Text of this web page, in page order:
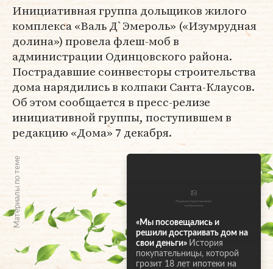
Инициативная группа дольщиков жилого
комплекса «Валь Д`Эмероль» («Изумрудная
долина») провела флеш-моб в
администрации Одинцовского района.
Пострадавшие соинвесторы строительства
дома нарядились в колпаки Санта-Клаусов.
Об этом сообщается в пресс-релизе
инициативной группы, поступившем в
редакцию «Дома» 7 декабря.
Материалы по теме
«Мы посовещались и
решили достраивать дом на
свои деньги» История
покупательницы, которой
грозит 18 лет ипотеки на